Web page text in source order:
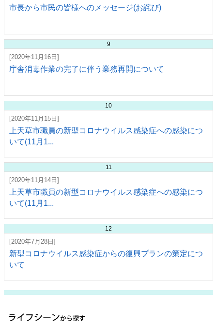
市長から市民の皆様へのメッセージ(お詫び)
9
[2020年11月16日]
庁舎消毒作業の完了に伴う業務再開について
10
[2020年11月15日]
上天草市職員の新型コロナウイルス感染症への感染につ
いて(11月1...
11
[2020年11月14日]
上天草市職員の新型コロナウイルス感染症への感染につ
いて(11月1...
12
[2020年7月28日]
新型コロナウイルス感染症からの復興プランの策定につ
いて